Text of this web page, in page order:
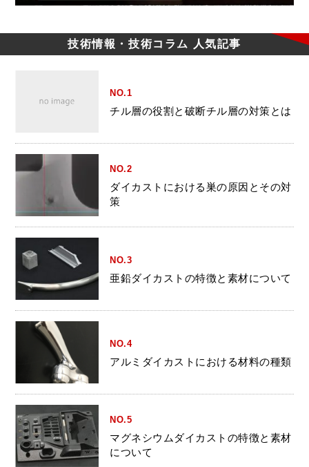
技術情報・技術コラム 人気記事
NO.1
チル層の役割と破断チル層の対策とは
NO.2
ダイカストにおける巣の原因とその対
策
NO.3
亜鉛ダイカストの特徴と素材について
NO.4
アルミダイカストにおける材料の種類
NO.5
マグネシウムダイカストの特徴と素材
について